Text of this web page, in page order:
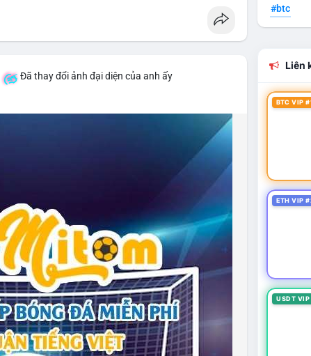
Đã thay đổi ảnh đại diện của anh ấy
#btc
Liên
BTC VIP
ETH VIP
USDT